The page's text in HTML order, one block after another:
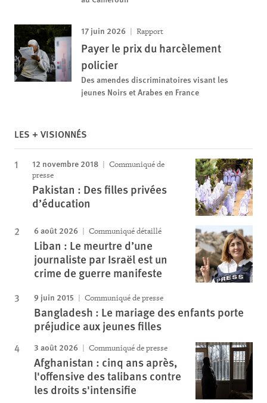
17 juin 2026 Rapport
Payer le prix du harcèlement
policier
Des amendes discriminatoires visant les
jeunes Noirs et Arabes en France
LES + VISIONNÉS
12 novembre 2018
Communiqué de
presse
Pakistan : Des filles privées
d’éducation
6 août 2026 Communiqué détaillé
Liban : Le meurtre d’une
journaliste par Israël est un
crime de guerre manifeste
9 juin 2015 Communiqué de presse
Bangladesh : Le mariage des enfants porte
préjudice aux jeunes filles
3 août 2026 Communiqué de presse
Afghanistan : cinq ans après,
l'offensive des talibans contre
les droits s'intensifie